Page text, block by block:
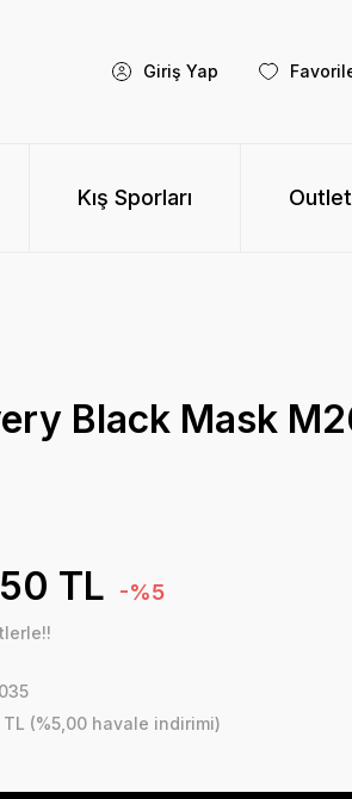
Giriş Yap
Kış Sporları Outlet
Black Mask
TL -%5
(%5,00 havale indirimi)